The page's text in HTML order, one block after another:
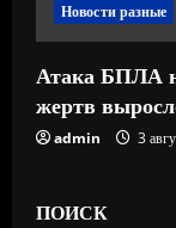
Новости разные
Атака БПЛА
жертв
admin 3
ПОИСК